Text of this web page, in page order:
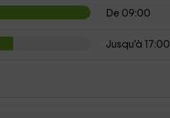
De 09:00
Jusqu'à 17:00